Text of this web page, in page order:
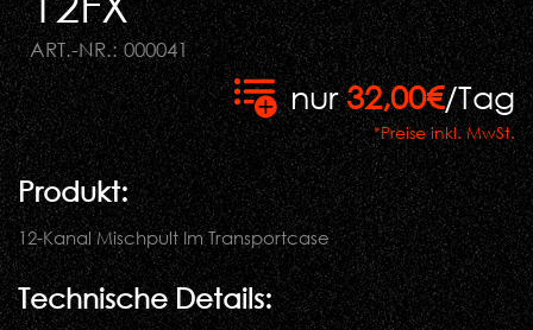
ART.-NR.: 000041
nur32,00€/Tag
*Preise inkl. MwSt.
Produkt:
12-Kanal Mischpult Im Transportcase
Technische Details: